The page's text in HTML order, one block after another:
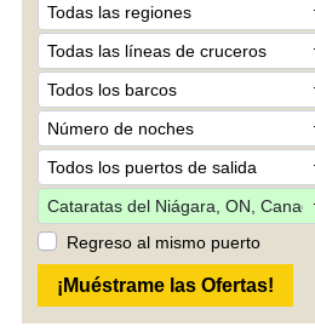
Regreso al mismo puerto